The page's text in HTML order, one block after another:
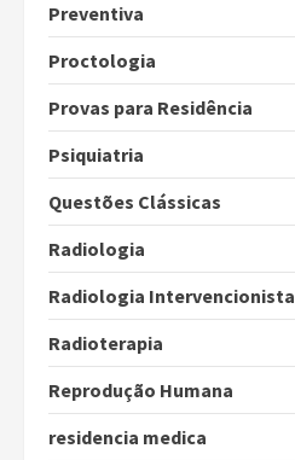
Preventiva
Proctologia
Provas para Residência
Psiquiatria
Questões Clássicas
Radiologia
Radiologia Intervencionista
Radioterapia
Reprodução Humana
residencia medica